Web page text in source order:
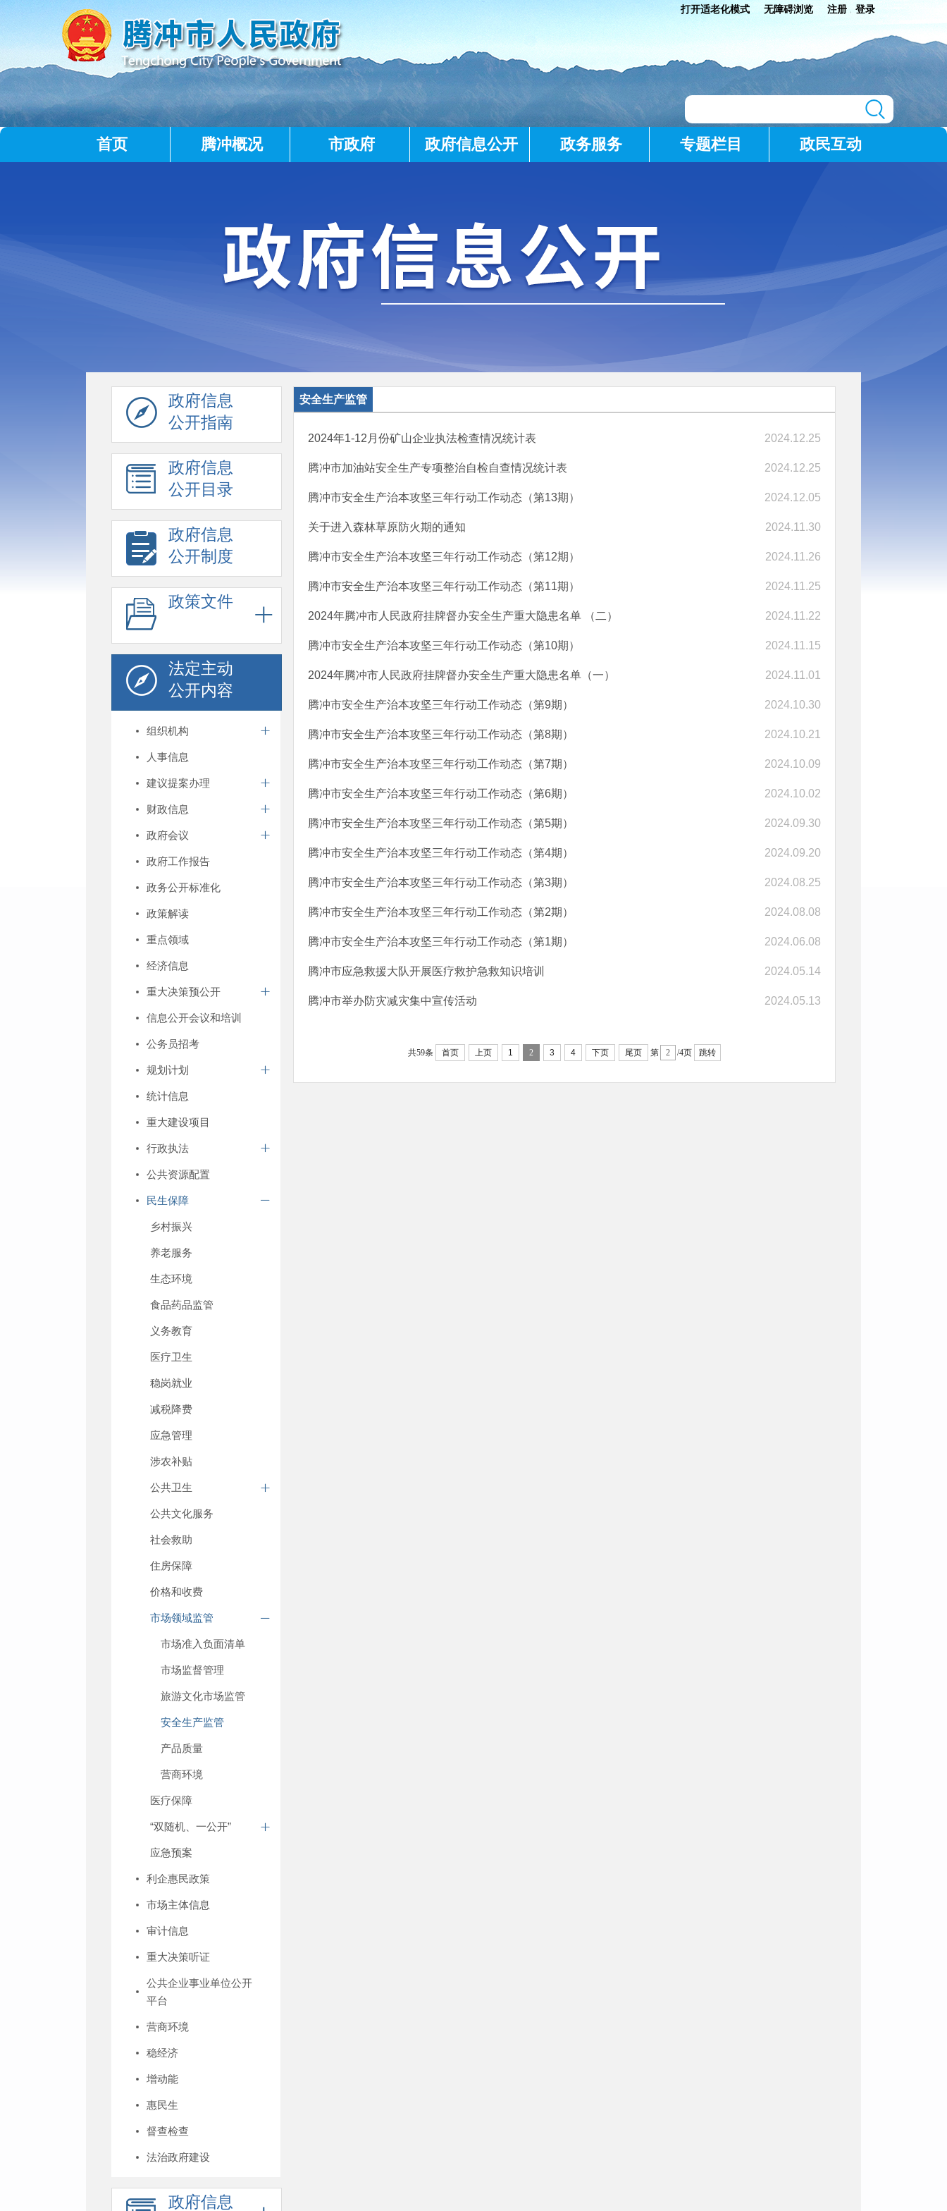
打开适老化模式 无障碍浏览 注册 登录
首页 腾冲概况 市政府 政府信息公开 政务服务 专题栏目 政民互动
政府信息
公开指南
政府信息
公开目录
政府信息
公开制度
政策文件
法定主动
公开内容
组织机构
人事信息
建议提案办理
财政信息
政府会议
政府工作报告
政务公开标准化
政策解读
重点领域
经济信息
重大决策预公开
信息公开会议和培训
公务员招考
规划计划
统计信息
重大建设项目
行政执法
公共资源配置
民生保障
乡村振兴
养老服务
生态环境
食品药品监管
义务教育
医疗卫生
稳岗就业
减税降费
应急管理
涉农补贴
公共卫生
公共文化服务
社会救助
住房保障
价格和收费
市场领域监管
市场准入负面清单
市场监督管理
旅游文化市场监管
安全生产监管
产品质量
营商环境
医疗保障
“双随机、一公开”
应急预案
利企惠民政策
市场主体信息
审计信息
重大决策听证
公共企业事业单位公开
平台
营商环境
稳经济
增动能
惠民生
督查检查
法治政府建设
政府信息
安全生产监管
2024年1-12月份矿山企业执法检查情况统计表 2024.12.25
腾冲市加油站安全生产专项整治自检自查情况统计表 2024.12.25
腾冲市安全生产治本攻坚三年行动工作动态（第13期） 2024.12.05
关于进入森林草原防火期的通知 2024.11.30
腾冲市安全生产治本攻坚三年行动工作动态（第12期） 2024.11.26
腾冲市安全生产治本攻坚三年行动工作动态（第11期） 2024.11.25
2024年腾冲市人民政府挂牌督办安全生产重大隐患名单 （二） 2024.11.22
腾冲市安全生产治本攻坚三年行动工作动态（第10期） 2024.11.15
2024年腾冲市人民政府挂牌督办安全生产重大隐患名单（一） 2024.11.01
腾冲市安全生产治本攻坚三年行动工作动态（第9期） 2024.10.30
腾冲市安全生产治本攻坚三年行动工作动态（第8期） 2024.10.21
腾冲市安全生产治本攻坚三年行动工作动态（第7期） 2024.10.09
腾冲市安全生产治本攻坚三年行动工作动态（第6期） 2024.10.02
腾冲市安全生产治本攻坚三年行动工作动态（第5期） 2024.09.30
腾冲市安全生产治本攻坚三年行动工作动态（第4期） 2024.09.20
腾冲市安全生产治本攻坚三年行动工作动态（第3期） 2024.08.25
腾冲市安全生产治本攻坚三年行动工作动态（第2期） 2024.08.08
腾冲市安全生产治本攻坚三年行动工作动态（第1期） 2024.06.08
腾冲市应急救援大队开展医疗救护急救知识培训 2024.05.14
腾冲市举办防灾减灾集中宣传活动 2024.05.13
共59条 首页 上页 1 2 3 4 下页 尾页 第 /4页 跳转